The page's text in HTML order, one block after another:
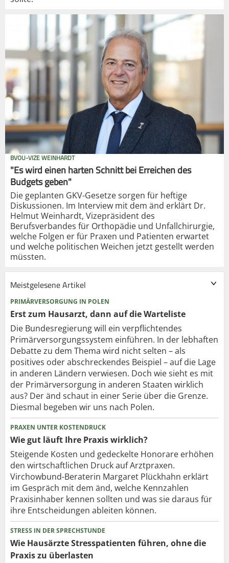
BVOU-VIZE WEINHARDT
"Es wird einen harten Schnitt bei Erreichen des
Budgets geben"
Die geplanten GKV-Gesetze sorgen für heftige
Diskussionen. Im Interview mit dem änd erklärt Dr.
Helmut Weinhardt, Vizepräsident des
Berufsverbandes für Orthopädie und Unfallchirurgie,
welche Folgen er für Praxen und Patienten erwartet
und welche politischen Weichen jetzt gestellt werden
müssten.
Meistgelesene Artikel
PRIMÄRVERSORGUNG IN POLEN
Erst zum Hausarzt, dann auf die Warteliste
Die Bundesregierung will ein verpflichtendes
Primärversorgungssystem einführen. In der lebhaften
Debatte zu dem Thema wird nicht selten – als
positives oder abschreckendes Beispiel – auf die Lage
in anderen Ländern verwiesen. Doch wie sieht es mit
der Primärversorgung in anderen Staaten wirklich
aus? Der änd schaut in einer Serie über die Grenze.
Diesmal begeben wir uns nach Polen.
PRAXEN UNTER KOSTENDRUCK
Wie gut läuft Ihre Praxis wirklich?
Steigende Kosten und gedeckelte Honorare erhöhen
den wirtschaftlichen Druck auf Arztpraxen.
Virchowbund-Beraterin Margaret Plückhahn erklärt
im Gespräch mit dem änd, welche Kennzahlen
Praxisinhaber kennen sollten und was sie daraus für
ihre Entscheidungen ableiten können.
STRESS IN DER SPRECHSTUNDE
Wie Hausärzte Stresspatienten führen, ohne die
Praxis zu überlasten